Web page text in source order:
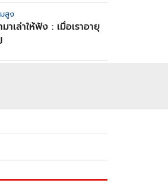
สูง
มาเล่าให้ฟัง : เมื่อเราอายุ